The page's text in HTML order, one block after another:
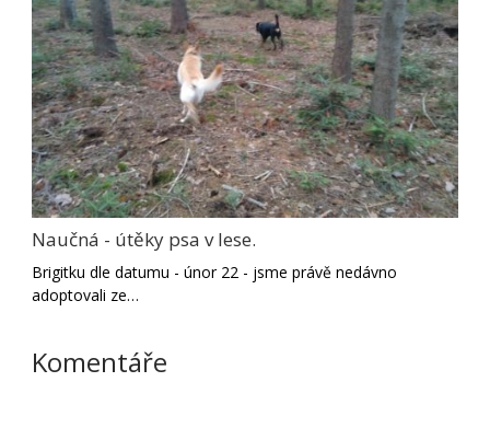
Naučná - útěky psa v lese.
Brigitku dle datumu - únor 22 - jsme právě nedávno
adoptovali ze…
Komentáře